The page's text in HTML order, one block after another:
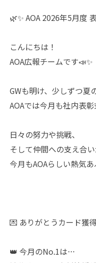
🌿✨ AOA 2026年5月度
こんにちは！
AOA広報チームです📣✨
GWも明け、少しずつ夏
AOAでは今月も社内表
日々の努力や挑戦、
そして仲間への支え合
今月もAOAらしい熱気
💌 ありがとうカード獲
👑 今月のNo.1は…